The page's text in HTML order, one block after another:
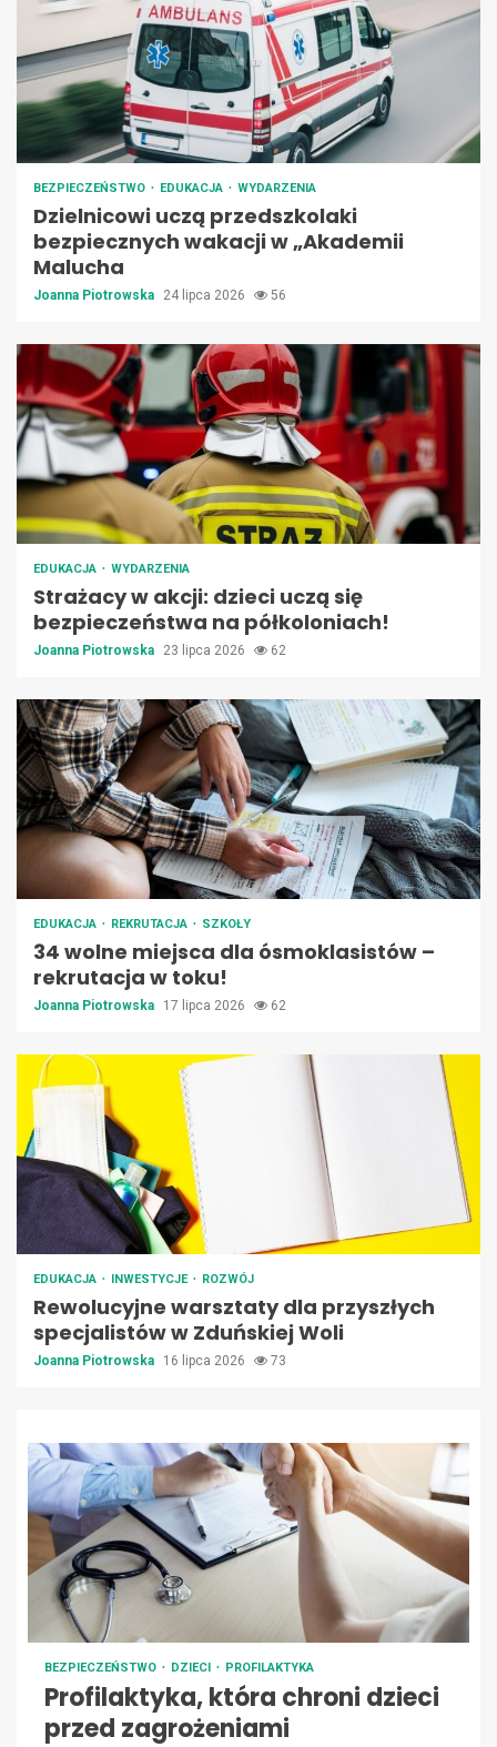
BEZPIECZEŃSTWO EDUKACJA WYDARZENIA
Dzielnicowi uczą przedszkolaki
bezpiecznych wakacji w „Akademii
Malucha
Joanna Piotrowska 24 lipca 2026 56
EDUKACJA WYDARZENIA
Strażacy w akcji: dzieci uczą się
bezpieczeństwa na półkoloniach!
Joanna Piotrowska 23 lipca 2026 62
EDUKACJA REKRUTACJA SZKOŁY
34 wolne miejsca dla ósmoklasistów –
rekrutacja w toku!
Joanna Piotrowska 17 lipca 2026 62
EDUKACJA INWESTYCJE ROZWÓJ
Rewolucyjne warsztaty dla przyszłych
specjalistów w Zduńskiej Woli
Joanna Piotrowska 16 lipca 2026 73
BEZPIECZEŃSTWO DZIECI PROFILAKTYKA
Profilaktyka, która chroni dzieci
przed zagrożeniami